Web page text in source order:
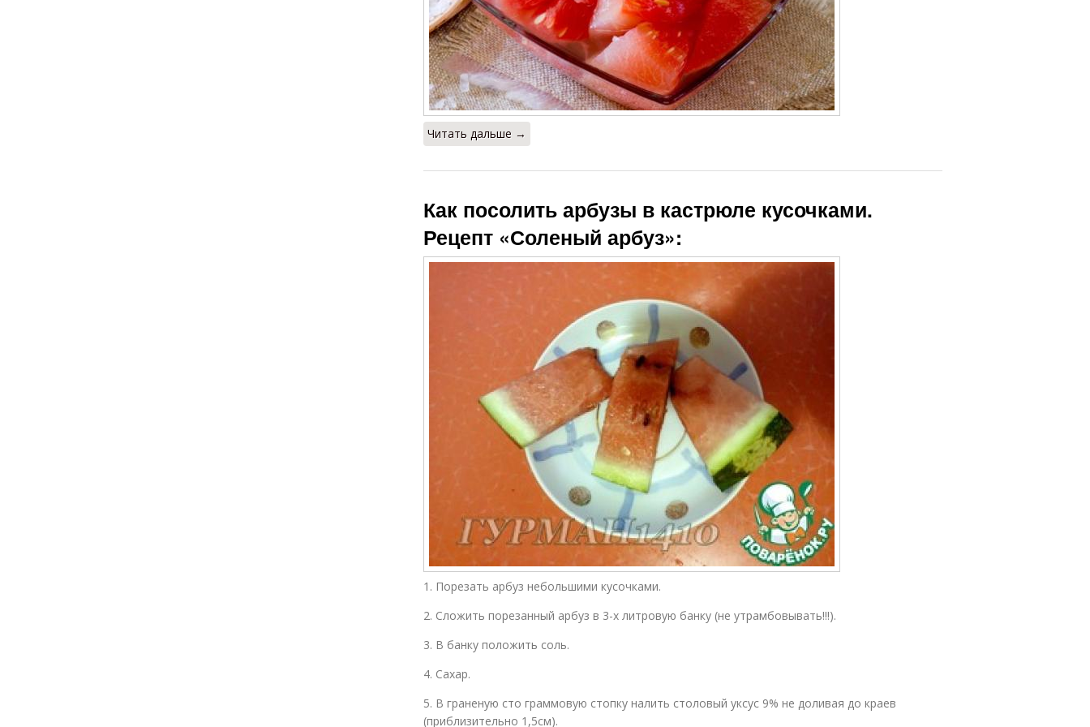
Читать дальше →
Как посолить арбузы в кастрюле кусочками.
Рецепт «Соленый арбуз»:
1. Порезать арбуз небольшими кусочками.
2. Сложить порезанный арбуз в 3-х литровую банку (не утрамбовывать!!!).
3. В банку положить соль.
4. Сахар.
5. В граненую сто граммовую стопку налить столовый уксус 9% не доливая до краев
(приблизительно 1,5см).